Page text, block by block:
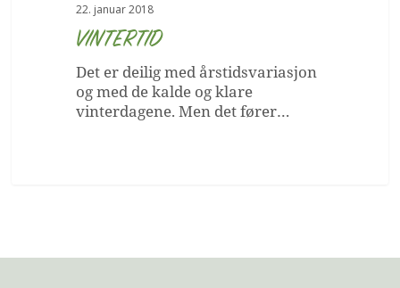
Du har ingen produkter i handlekurven.
Go to shop
22. januar 2018
VINTERTID
Det er deilig med årstidsvariasjon
og med de kalde og klare
vinterdagene. Men det fører…